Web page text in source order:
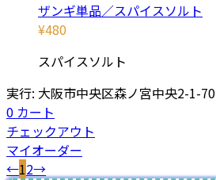
ザンギ単品／スパイスソルト
¥480
スパイスソルト
実行: 大阪市中央区森ノ宮中央2-1-70
0 カート
チェックアウト
マイオーダー
←12→